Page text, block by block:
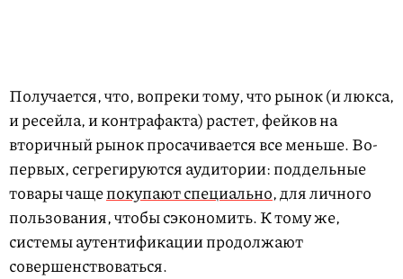
Получается, что, вопреки тому, что рынок (и люкса,
и ресейла, и контрафакта) растет, фейков на
вторичный рынок просачивается все меньше. Во-
первых, сегрегируются аудитории: поддельные
товары чащепокупают специально, для личного
пользования, чтобы сэкономить. К тому же,
системы аутентификации продолжают
совершенствоваться.